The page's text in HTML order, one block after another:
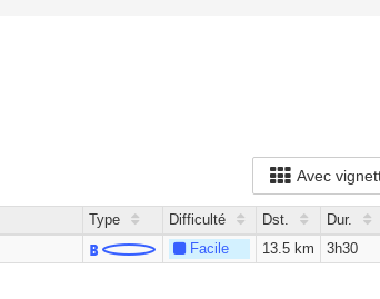
Avec
Type Difficulté Dst. Dur.
Facile 13.5 km 3h30